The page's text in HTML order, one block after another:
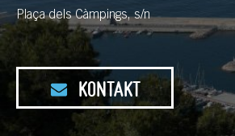
Plaça dels Càmpings, s/n
KONTAKT